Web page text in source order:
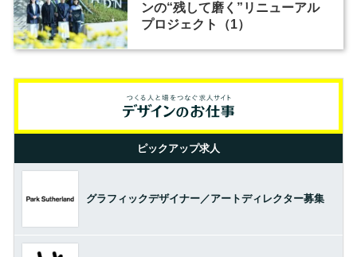
ンの“残して磨く”リニューアル
プロジェクト（1）
ピックアップ求人
グラフィックデザイナー／アートディレクター募集